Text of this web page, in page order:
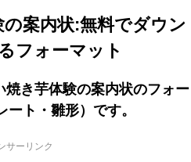
案内状:無料でダウン
フォーマット
き芋体験の案内状のフォー
ート・雛形）です。
サーリンク